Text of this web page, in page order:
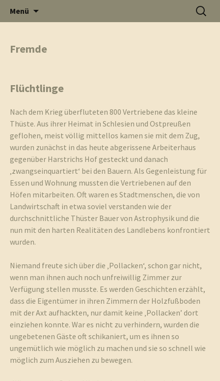
Thüste im
Internet
und
aus
und
Menü
Suchen
nach:
Fremde
Flüchtlinge
Nach dem Krieg überfluteten 800 Vertriebene das kleine
Thüste. Aus ihrer Heimat in Schlesien und Ostpreußen
geflohen, meist völlig mittellos kamen sie mit dem Zug,
wurden zunächst in das heute abgerissene Arbeiterhaus
gegenüber Harstrichs Hof gesteckt und danach
‚zwangseinquartiert‘ bei den Bauern. Als Gegenleistung für
Essen und Wohnung mussten die Vertriebenen auf den
Höfen mitarbeiten. Oft waren es Stadtmenschen, die von
Landwirtschaft in etwa soviel verstanden wie der
durchschnittliche Thüster Bauer von Astrophysik und die
nun mit den harten Realitäten des Landlebens konfrontiert
wurden.
Niemand freute sich über die ‚Pollacken‘, schon gar nicht,
wenn man ihnen auch noch unfreiwillig Zimmer zur
Verfügung stellen musste. Es werden Geschichten erzählt,
dass die Eigentümer in ihren Zimmern der Holzfußboden
mit der Axt aufhackten, nur damit keine ‚Pollacken’ dort
einziehen konnte. War es nicht zu verhindern, wurden die
ungebetenen Gäste oft schikaniert, um es ihnen so
ungemütlich wie möglich zu machen und sie so schnell wie
möglich zum Ausziehen zu bewegen.